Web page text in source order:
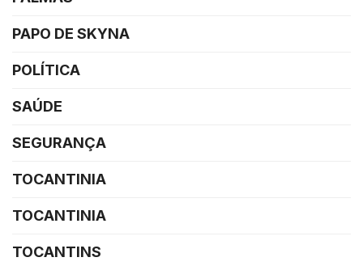
PAPO DE SKYNA
POLÍTICA
SAÚDE
SEGURANÇA
TOCANTINIA
TOCANTINIA
TOCANTINS